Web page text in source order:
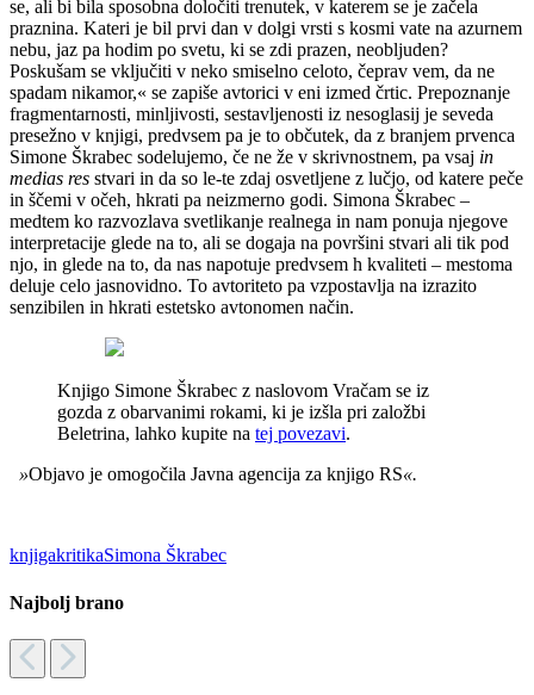
se, ali bi bila sposobna določiti trenutek, v katerem se je začela
praznina. Kateri je bil prvi dan v dolgi vrsti s kosmi vate na azurnem
nebu, jaz pa hodim po svetu, ki se zdi prazen, neobljuden?
Poskušam se vključiti v neko smiselno celoto, čeprav vem, da ne
spadam nikamor,« se zapiše avtorici v eni izmed črtic. Prepoznanje
fragmentarnosti, minljivosti, sestavljenosti iz nesoglasij je seveda
presežno v knjigi, predvsem pa je to občutek, da z branjem prvenca
Simone Škrabec sodelujemo, če ne že v skrivnostnem, pa vsaj in
medias res stvari in da so le-te zdaj osvetljene z lučjo, od katere peče
in ščemi v očeh, hkrati pa neizmerno godi. Simona Škrabec –
medtem ko razvozlava svetlikanje realnega in nam ponuja njegove
interpretacije glede na to, ali se dogaja na površini stvari ali tik pod
njo, in glede na to, da nas napotuje predvsem h kvaliteti – mestoma
deluje celo jasnovidno. To avtoriteto pa vzpostavlja na izrazito
senzibilen in hkrati estetsko avtonomen način.
Knjigo Simone Škrabec z naslovom Vračam se iz
gozda z obarvanimi rokami, ki je izšla pri založbi
Beletrina, lahko kupite na tej povezavi.
»Objavo je omogočila Javna agencija za knjigo RS«.
knjigakritikaSimona Škrabec
Najbolj brano